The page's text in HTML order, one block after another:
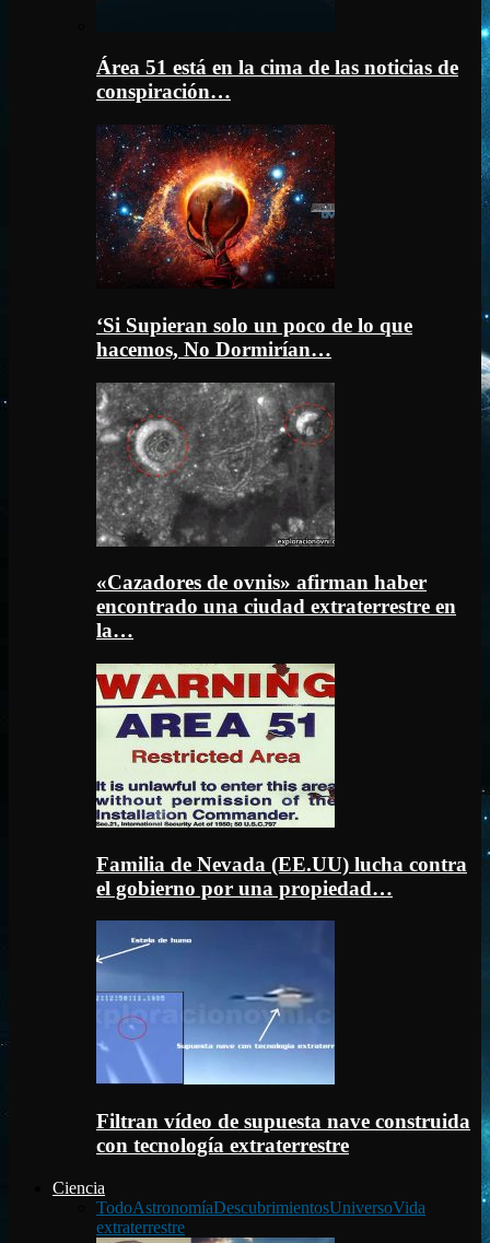
Área 51 está en la cima de las noticias de
conspiración…
‘Si Supieran solo un poco de lo que
hacemos, No Dormirían…
«Cazadores de ovnis» afirman haber
encontrado una ciudad extraterrestre en
la…
Familia de Nevada (EE.UU) lucha contra
el gobierno por una propiedad…
Filtran vídeo de supuesta nave construida
con tecnología extraterrestre
Ciencia
TodoAstronomíaDescubrimientosUniversoVida
extraterrestre